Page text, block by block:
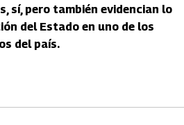
sí, pero también evidencian lo
del Estado en uno de los
del país.